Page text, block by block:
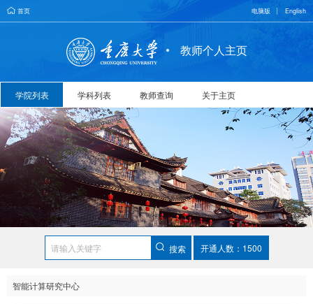
首页 电脑版 English
教师个人主页
学院列表 学科列表 教师查询 关于主页
搜索 开通人数：1500
智能计算研究中心